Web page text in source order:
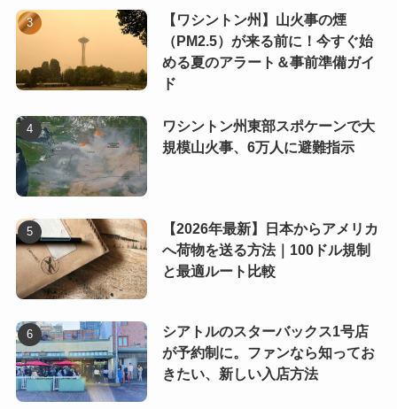
【ワシントン州】山火事の煙
（PM2.5）が来る前に！今すぐ始
める夏のアラート＆事前準備ガイ
ド
ワシントン州東部スポケーンで大
規模山火事、6万人に避難指示
【2026年最新】日本からアメリカ
へ荷物を送る方法｜100ドル規制
と最適ルート比較
シアトルのスターバックス1号店
が予約制に。ファンなら知ってお
きたい、新しい入店方法